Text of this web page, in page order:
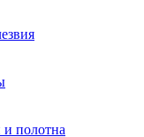
полотна